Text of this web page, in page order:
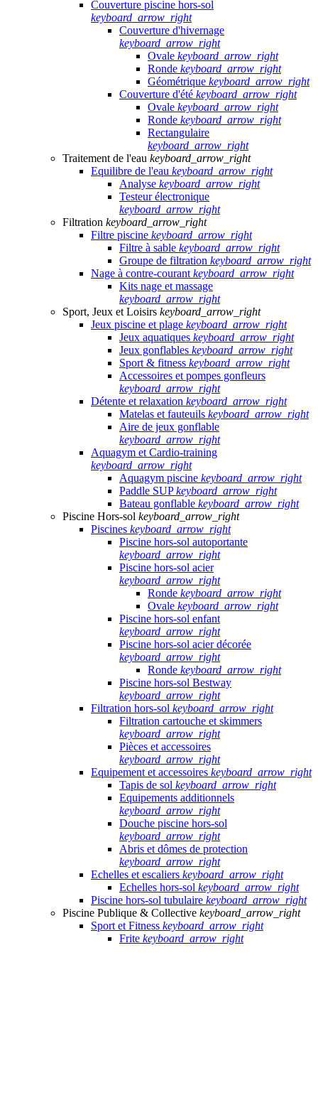
Couverture piscine hors-sol
keyboard_arrow_right
Couverture d'hivernage
keyboard_arrow_right
Ovale keyboard_arrow_right
Ronde keyboard_arrow_right
Géométrique keyboard_arrow_right
Couverture d'été keyboard_arrow_right
Ovale keyboard_arrow_right
Ronde keyboard_arrow_right
Rectangulaire
keyboard_arrow_right
Traitement de l'eau keyboard_arrow_right
Equilibre de l'eau keyboard_arrow_right
Analyse keyboard_arrow_right
Testeur électronique
keyboard_arrow_right
Filtration keyboard_arrow_right
Filtre piscine keyboard_arrow_right
Filtre à sable keyboard_arrow_right
Groupe de filtration keyboard_arrow_right
Nage à contre-courant keyboard_arrow_right
Kits nage et massage
keyboard_arrow_right
Sport, Jeux et Loisirs keyboard_arrow_right
Jeux piscine et plage keyboard_arrow_right
Jeux aquatiques keyboard_arrow_right
Jeux gonflables keyboard_arrow_right
Sport & fitness keyboard_arrow_right
Accessoires et pompes gonfleurs
keyboard_arrow_right
Détente et relaxation keyboard_arrow_right
Matelas et fauteuils keyboard_arrow_right
Aire de jeux gonflable
keyboard_arrow_right
Aquagym et Cardio-training
keyboard_arrow_right
Aquagym piscine keyboard_arrow_right
Paddle SUPkeyboard_arrow_right
Bateau gonflable keyboard_arrow_right
Piscine Hors-sol keyboard_arrow_right
Piscines keyboard_arrow_right
Piscine hors-sol autoportante
keyboard_arrow_right
Piscine hors-sol acier
keyboard_arrow_right
Ronde keyboard_arrow_right
Ovale keyboard_arrow_right
Piscine hors-sol enfant
keyboard_arrow_right
Piscine hors-sol acier décorée
keyboard_arrow_right
Ronde keyboard_arrow_right
Piscine hors-sol Bestway
keyboard_arrow_right
Filtration hors-sol keyboard_arrow_right
Filtration cartouche et skimmers
keyboard_arrow_right
Pièces et accessoires
keyboard_arrow_right
Equipement et accessoires keyboard_arrow_right
Tapis de sol keyboard_arrow_right
Equipements additionnels
keyboard_arrow_right
Douche piscine hors-sol
keyboard_arrow_right
Abris et dômes de protection
keyboard_arrow_right
Echelles et escaliers keyboard_arrow_right
Echelles hors-sol keyboard_arrow_right
Piscine hors-sol tubulaire keyboard_arrow_right
Piscine Publique & Collective keyboard_arrow_right
Sport et Fitness keyboard_arrow_right
Frite keyboard_arrow_right